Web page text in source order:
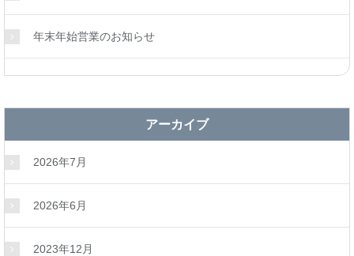
年末年始営業のお知らせ
アーカイブ
2026年7月
2026年6月
2023年12月